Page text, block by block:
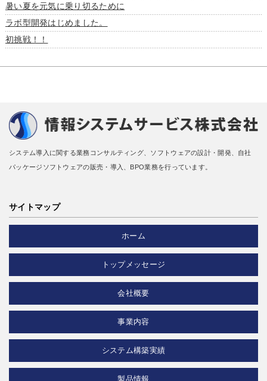
暑い夏を元気に乗り切るために
ラボ型開発はじめました。
初挑戦！！
システム導入に関する業務コンサルティング、ソフトウェアの設計・開発、自社
パッケージソフトウェアの販売・導入、BPO業務を行っています。
サイトマップ
ホーム
トップメッセージ
会社概要
事業内容
システム構築実績
製品情報